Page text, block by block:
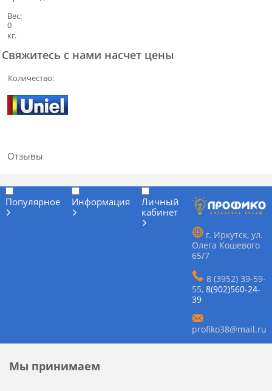
Вес:
0
кг.
Свяжитесь с нами насчет цены
Количество:
Отзывы
Популярное Информация
Личный
кабинет
г. Иркутск, ул.
Олега Кошевого
65/7
8 (3952) 39-59-
55, 8(902)560-24-
39
profiko38@mail.ru
Мы принимаем